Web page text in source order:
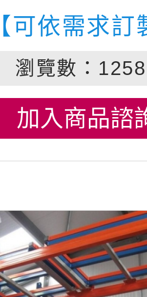
【可依需求訂
瀏覽數：
加入商品諮